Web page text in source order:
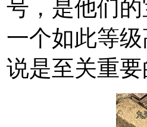
号，是他们
一个如此等
说是至关重要